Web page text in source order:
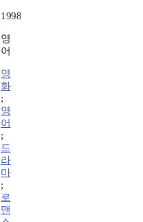
1998
영
어
영
화
;
영
어
;
드
라
마
;
로
맨